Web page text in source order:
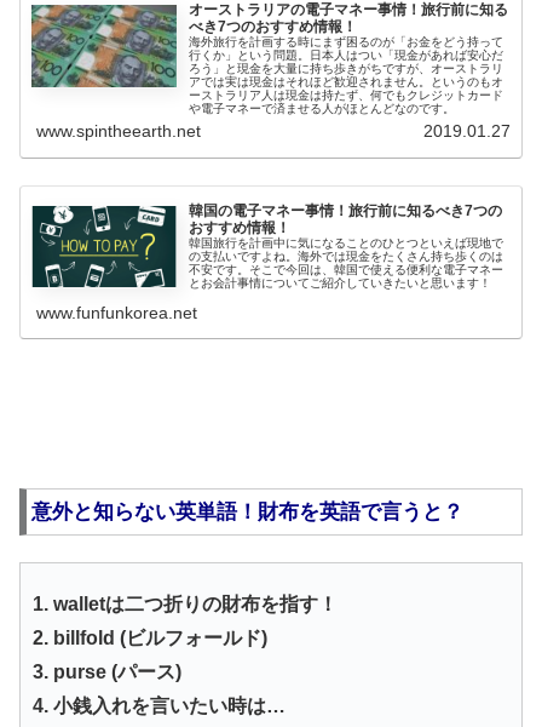
オーストラリアの電子マネー事情！旅行前に知る
べき7つのおすすめ情報！
海外旅行を計画する時にまず困るのが「お金をどう持って
行くか」という問題。日本人はつい「現金があれば安心だ
ろう」と現金を大量に持ち歩きがちですが、オーストラリ
アでは実は現金はそれほど歓迎されません。というのもオ
ーストラリア人は現金は持たず、何でもクレジットカード
や電子マネーで済ませる人がほとんどなのです。
www.spintheearth.net 2019.01.27
韓国の電子マネー事情！旅行前に知るべき7つの
おすすめ情報！
韓国旅行を計画中に気になることのひとつといえば現地で
の支払いですよね。海外では現金をたくさん持ち歩くのは
不安です。そこで今回は、韓国で使える便利な電子マネー
とお会計事情についてご紹介していきたいと思います！
www.funfunkorea.net
意外と知らない英単語！財布を英語で言うと？
1. walletは二つ折りの財布を指す！
2. billfold (ビルフォールド)
3. purse (パース)
4. 小銭入れを言いたい時は…